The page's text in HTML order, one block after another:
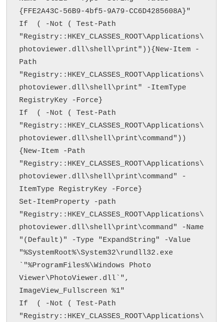
{FFE2A43C-56B9-4bf5-9A79-CC6D4285608A}"
If  ( -Not ( Test-Path
"Registry::HKEY_CLASSES_ROOT\Applications\
photoviewer.dll\shell\print")){New-Item -
Path
"Registry::HKEY_CLASSES_ROOT\Applications\
photoviewer.dll\shell\print" -ItemType
RegistryKey -Force}
If  ( -Not ( Test-Path
"Registry::HKEY_CLASSES_ROOT\Applications\
photoviewer.dll\shell\print\command"))
{New-Item -Path
"Registry::HKEY_CLASSES_ROOT\Applications\
photoviewer.dll\shell\print\command" -
ItemType RegistryKey -Force}
Set-ItemProperty -path
"Registry::HKEY_CLASSES_ROOT\Applications\
photoviewer.dll\shell\print\command" -Name
"(Default)" -Type "ExpandString" -Value
"%SystemRoot%\System32\rundll32.exe
`"%ProgramFiles%\Windows Photo
Viewer\PhotoViewer.dll`",
ImageView_Fullscreen %1"
If  ( -Not ( Test-Path
"Registry::HKEY_CLASSES_ROOT\Applications\